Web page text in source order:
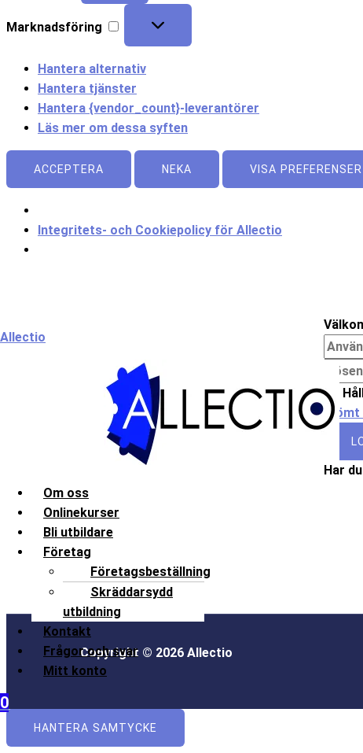
Marknadsföring
Hantera alternativ
Hantera tjänster
Hantera {vendor_count}-leverantörer
Läs mer om dessa syften
ACCEPTERA NEKA VISA PREFERENSER
Integritets- och Cookiepolicy för Allectio
Allectio
Om oss
Onlinekurser
Bli utbildare
Företag
Företagsbeställning
Skräddarsydd
utbildning
Kontakt
Frågor och svar
Mitt konto
0
Har
Copyright © 2026 Allectio
HANTERA SAMTYCKE